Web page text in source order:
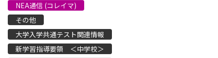
NEA通信 (コレイマ)
その他
大学入学共通テスト関連情報
新学習指導要領 ＜中学校＞